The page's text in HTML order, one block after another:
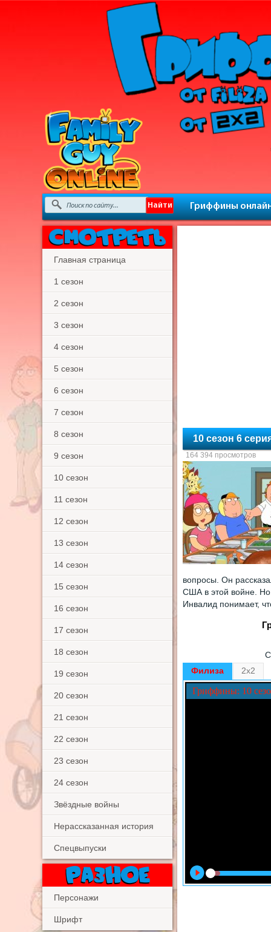
Гриффины
Главная страница
1 сезон
2 сезон
3 сезон
4 сезон
5 сезон
6 сезон
7 сезон
8 сезон
9 сезон
10 сезон
11 сезон
12 сезон
13 сезон
14 сезон
15 сезон
16 сезон
17 сезон
18 сезон
19 сезон
20 сезон
21 сезон
22 сезон
23 сезон
24 сезон
Звёздные войны
Нерассказанная история
Спецвыпуски
Персонажи
Шрифт
10 сезон 6
164 394 просмотров
вопросы. Он
США в этой войне. Но
Инвалид понимает,
Филиза
2x2
Гриффины: 10